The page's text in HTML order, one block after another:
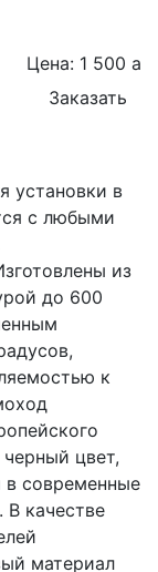
Цена: 1 500 a
Заказать
установки в
с любыми
из
до 600
к
цвет,
в современные
качестве
материал